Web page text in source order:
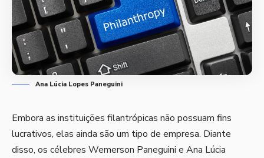
Ana Lúcia Lopes Paneguini
Embora as instituições filantrópicas não possuam fins
lucrativos, elas ainda são um tipo de empresa. Diante
disso, os célebres Wemerson Paneguini e Ana Lúcia